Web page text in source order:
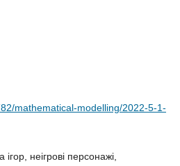
mathematical-modelling/2022-5-1-
ігор, неігрові персонажі,